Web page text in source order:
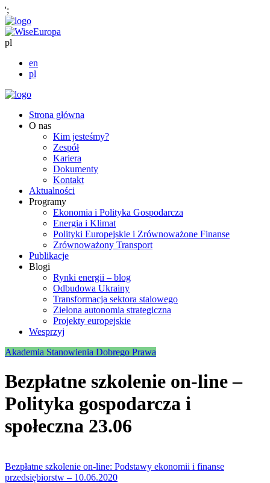
';
pl
en
pl
Strona główna
O nas
Kim jesteśmy?
Zespół
Kariera
Dokumenty
Kontakt
Aktualności
Programy
Ekonomia i Polityka Gospodarcza
Energia i Klimat
Polityki Europejskie i Zrównoważone Finanse
Zrównoważony Transport
Publikacje
Blogi
Rynki energii – blog
Odbudowa Ukrainy
Transformacja sektora stalowego
Zielona autonomia strategiczna
Projekty europejskie
Wesprzyj
Akademia Stanowienia Dobrego Prawa
Bezpłatne szkolenie on-line –
Polityka gospodarcza i
społeczna 23.06
Bezpłatne szkolenie on-line: Podstawy ekonomii i finanse
przedsiębiorstw – 10.06.2020